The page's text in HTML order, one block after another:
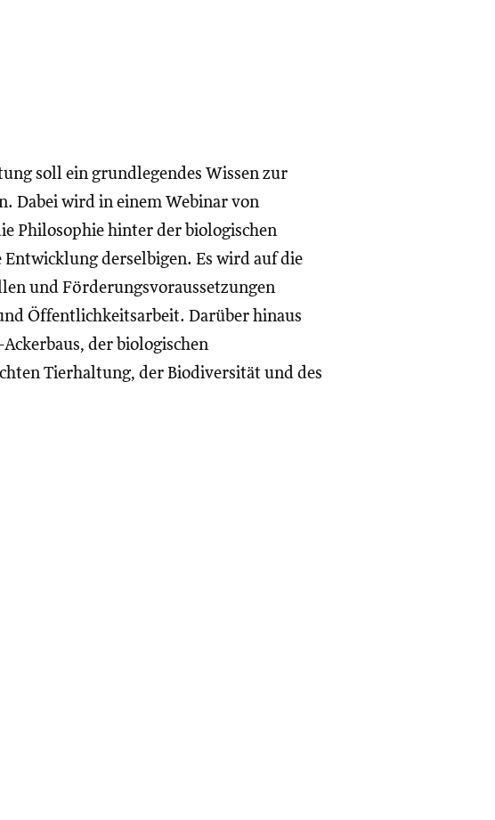
soll ein grundlegendes Wissen zur
Dabei wird in einem Webinar von
Philosophie hinter der biologischen
derselbigen. Es wird auf die
und Förderungsvoraussetzungen
Öffentlichkeitsarbeit. Darüber hinaus
der biologischen
Tierhaltung, der Biodiversität und des